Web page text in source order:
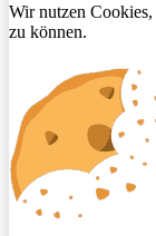
Wir nutzen
zu können.